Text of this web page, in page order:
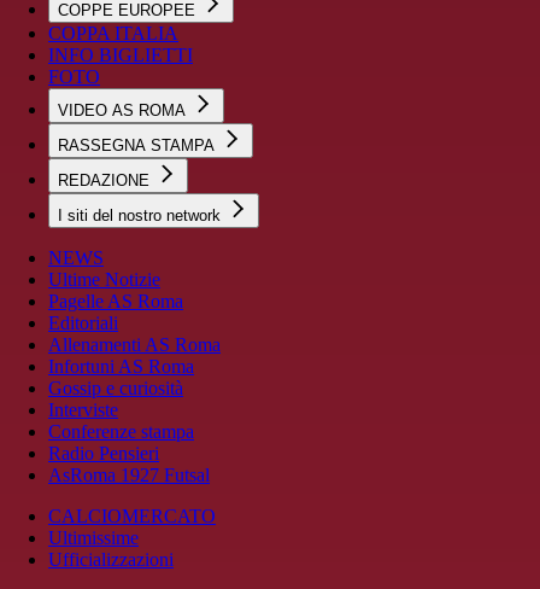
COPPE EUROPEE
COPPA ITALIA
INFO BIGLIETTI
FOTO
VIDEO AS ROMA
RASSEGNA STAMPA
REDAZIONE
I siti del nostro network
NEWS
Ultime Notizie
Pagelle AS Roma
Editoriali
Allenamenti AS Roma
Infortuni AS Roma
Gossip e curiosità
Interviste
Conferenze stampa
Radio Pensieri
AsRoma 1927 Futsal
CALCIOMERCATO
Ultimissime
Ufficializzazioni